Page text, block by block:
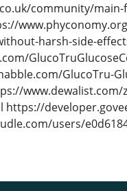
community/
harsh-side-
GlucoTru-
https://
users/